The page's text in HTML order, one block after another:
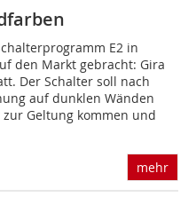
E2 in
den Markt gebracht: Gira
Der Schalter soll nach
auf dunklen Wänden
Geltung kommen und
mehr